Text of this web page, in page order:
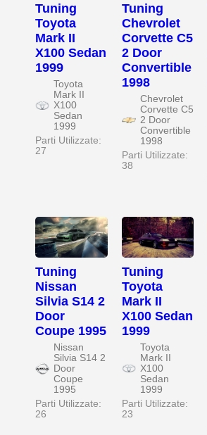
Tuning
Toyota
Mark II
X100 Sedan
1999
Toyota
Mark II
X100
Sedan
1999
Parti Utilizzate:
27
Tuning
Chevrolet
Corvette C5
2 Door
Convertible
1998
Chevrolet
Corvette C5
2 Door
Convertible
1998
Parti Utilizzate:
38
Tuning
Nissan
Silvia S14 2
Door
Coupe 1995
Nissan
Silvia S14 2
Door
Coupe
1995
Parti Utilizzate:
26
Tuning
Toyota
Mark II
X100 Sedan
1999
Toyota
Mark II
X100
Sedan
1999
Parti Utilizzate:
23